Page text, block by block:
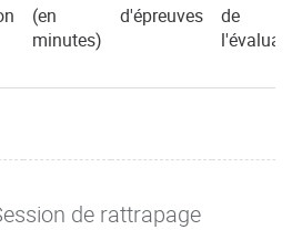
(en
minutes)
d'épreuves
de
de rattrapage